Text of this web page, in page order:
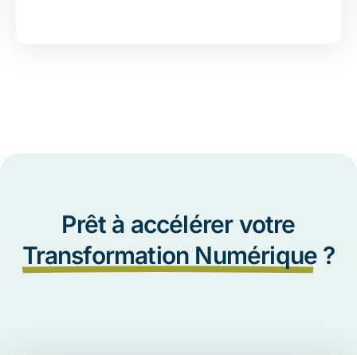
Prêt à accélérer votre
Transformation Numérique ?